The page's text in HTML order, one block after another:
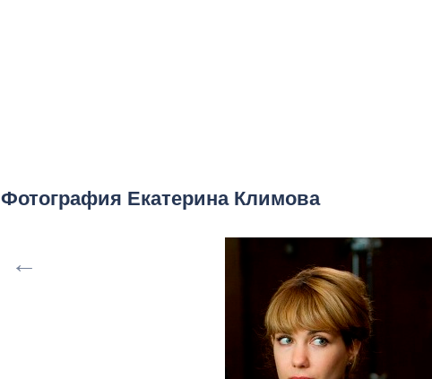
Фотография Екатерина Климова
←